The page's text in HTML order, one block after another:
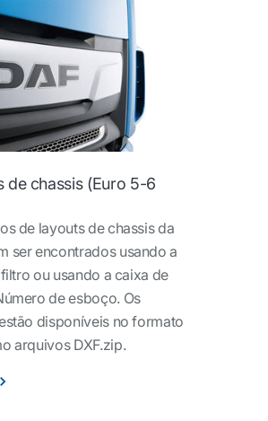
de chassis (Euro 5-6
de layouts de chassis da
ser encontrados usando a
ou usando a caixa de
de esboço. Os
disponíveis no formato
arquivos DXF.zip.